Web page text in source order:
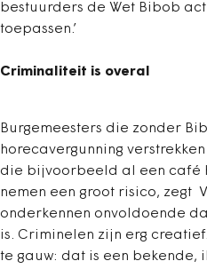
bestuurders de Wet Bibob
toepassen.’
Criminaliteit is overal
Burgemeesters die zonder
horecavergunning
die bijvoorbeeld al een café
nemen een groot risico, zegt
onderkennen onvoldoende
is. Criminelen zijn erg
te gauw: dat is een bekende,